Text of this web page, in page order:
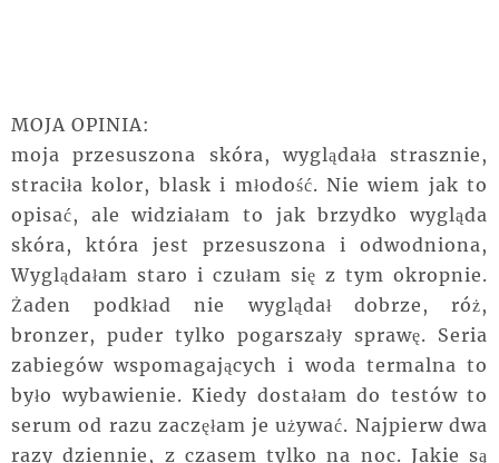
MOJA OPINIA:
moja przesuszona skóra, wyglądała strasznie,
straciła kolor, blask i młodość. Nie wiem jak to
opisać, ale widziałam to jak brzydko wygląda
skóra, która jest przesuszona i odwodniona,
Wyglądałam staro i czułam się z tym okropnie.
Żaden podkład nie wyglądał dobrze, róż,
bronzer, puder tylko pogarszały sprawę. Seria
zabiegów wspomagających i woda termalna to
było wybawienie. Kiedy dostałam do testów to
serum od razu zaczęłam je używać. Najpierw dwa
razy dziennie, z czasem tylko na noc. Jakie są